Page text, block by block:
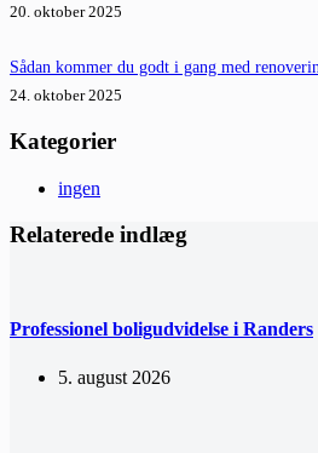
20. oktober 2025
Sådan kommer du godt i gang med
24. oktober 2025
Kategorier
ingen
Relaterede indlæg
Professionel boligudvidelse i Randers
5. august 2026